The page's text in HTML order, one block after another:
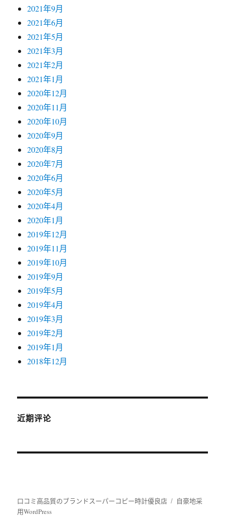
2021年9月
2021年6月
2021年5月
2021年3月
2021年2月
2021年1月
2020年12月
2020年11月
2020年10月
2020年9月
2020年8月
2020年7月
2020年6月
2020年5月
2020年4月
2020年1月
2019年12月
2019年11月
2019年10月
2019年9月
2019年5月
2019年4月
2019年3月
2019年2月
2019年1月
2018年12月
近期评论
口コミ高品質のブランドスーパーコピー時計優良店
自豪地采
用WordPress